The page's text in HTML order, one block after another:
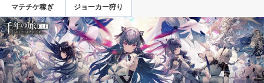
マテチケ稼ぎ ジョーカー狩り